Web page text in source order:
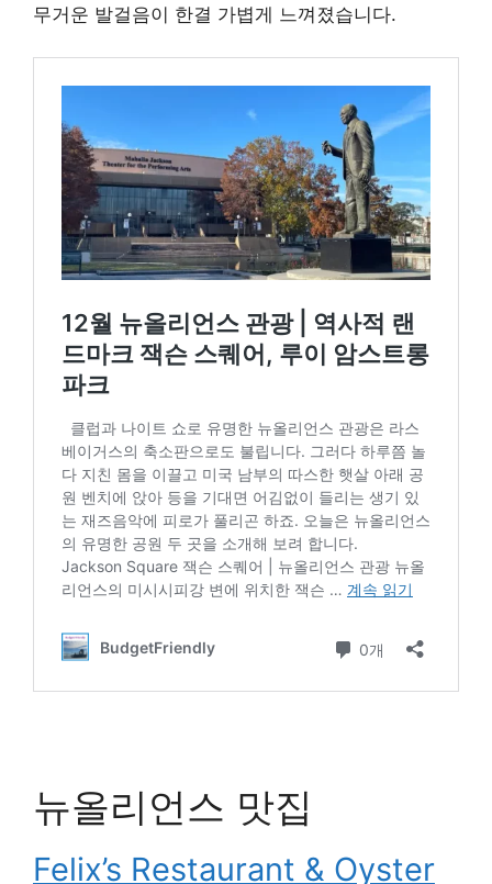
무거운 발걸음이 한결 가볍게 느껴졌습니다.
뉴올리언스 맛집
Felix’s Restaurant & Oyster